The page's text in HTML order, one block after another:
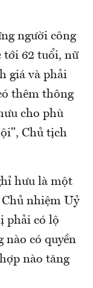
người công
tới 62 tuổi, nữ
giá và phải
thêm thông
cho phù
Chủ tịch
hưu là một
nhiệm Uỷ
phải có lộ
có quyền
nào tăng